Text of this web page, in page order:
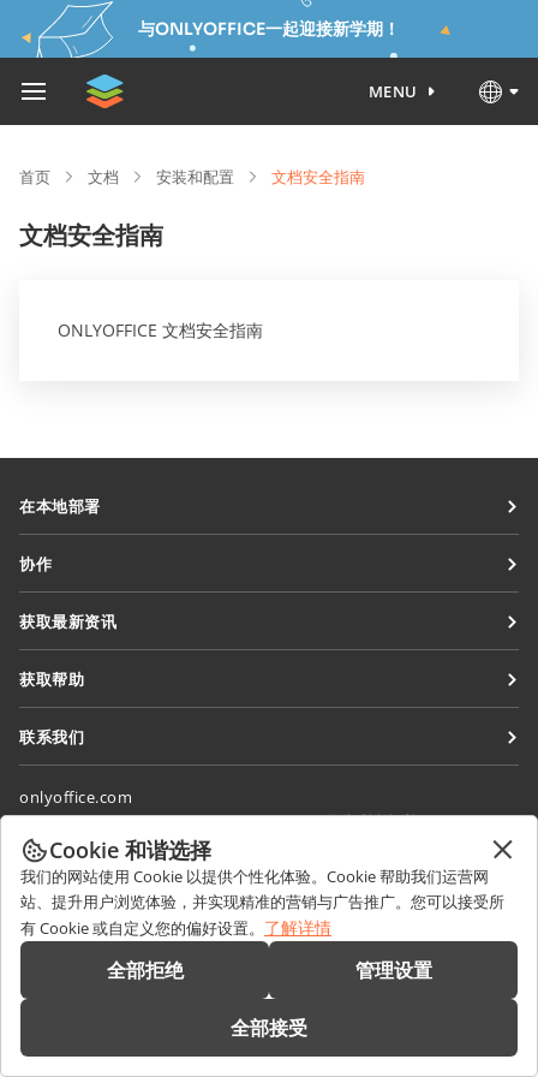
与ONLYOFFICE一起迎接新学期！
MENU
首页 文档 安装和配置 文档安全指南
文档安全指南
ONLYOFFICE 文档安全指南
在本地部署
工作区
连接器
桌面应用程序
移动应用程序
协作
针对博主
职位空缺
获取最新资讯
获取帮助
网络研讨会
白皮书
支持联系表单
预约演示
联系我们
合作伙伴咨询partners@onlyoffice.com
媒体咨询press@onlyoffice.com
请求回电
onlyoffice.com
© Ascensio System SIA 2026。保留所有权利
Cookie 和谐选择
我们的网站使用 Cookie 以提供个性化体验。Cookie 帮助我们运营网
站、提升用户浏览体验，并实现精准的营销与广告推广。您可以接受所
有 Cookie 或自定义您的偏好设置。 了解详情
全部拒绝 管理设置
全部接受